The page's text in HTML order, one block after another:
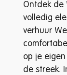
Ontdek de
volledig
verhuur
op je
de streek.